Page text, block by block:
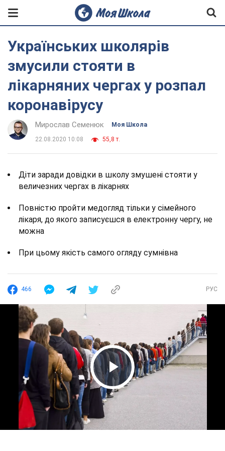
Українських школярів
змусили стояти в
лікарняних чергах у розпал
коронавірусу
Мирослав Семенюк Моя Школа
22.08.2020 10:08 55,8 т.
Діти заради довідки в школу змушені стояти у
величезних чергах в лікарнях
Повністю пройти медогляд тільки у сімейного
лікаря, до якого записуєшся в електронну чергу, не
можна
При цьому якість самого огляду сумнівна
466 РУС
Play Video